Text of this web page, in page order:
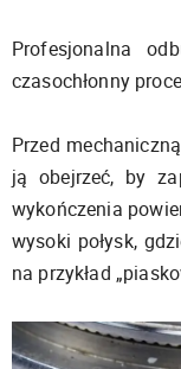
Profesjonalna
czasochłonny
Przed
ją obejrzeć, by
wykończenia
wysoki połysk,
na przykład